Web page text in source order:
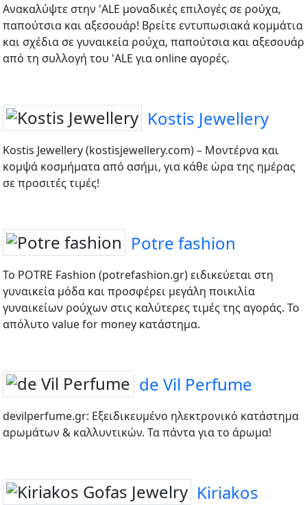
Ανακαλύψτε στην 'ALE μοναδικές επιλογές σε ρούχα,
παπούτσια και αξεσουάρ! Βρείτε εντυπωσιακά κομμάτια
και σχέδια σε γυναικεία ρούχα, παπούτσια και αξεσουάρ
από τη συλλογή του 'ALE για online αγορές.
Kostis Jewellery
Kostis Jewellery (kostisjewellery.com) – Μοντέρνα και
κομψά κοσμήματα από ασήμι, για κάθε ώρα της ημέρας
σε προσιτές τιμές!
Potre fashion
Το POTRE Fashion (potrefashion.gr) ειδικεύεται στη
γυναικεία μόδα και προσφέρει μεγάλη ποικιλία
γυναικείων ρούχων στις καλύτερες τιμές της αγοράς. Το
απόλυτο value for money κατάστημα.
de Vil Perfume
devilperfume.gr: Εξειδικευμένο ηλεκτρονικό κατάστημα
αρωμάτων & καλλυντικών. Τα πάντα για το άρωμα!
Kiriakos